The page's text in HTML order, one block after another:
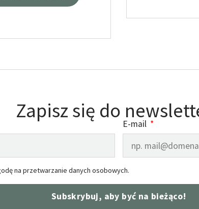
Zapisz się do
E-mail
na przetwarzanie danych osobowych.
Subskrybuj, aby być na bieżąco!